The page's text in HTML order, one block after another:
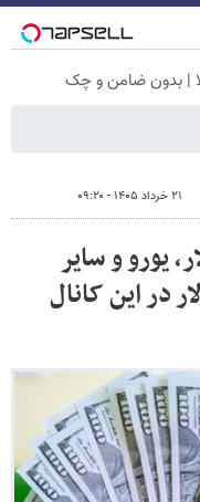
۲۱ خرداد ۱۴۰۵ - ۰۹:۲۰
یورو و سایر
۲۱ خرداد ۱۴۰۵/ دلار در این کانال